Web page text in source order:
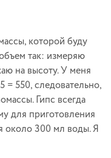
которой буду
так: измеряю
на высоту. У меня
= 550, следовательно,
Гипс всегда
для приготовления
около 300 мл воды. Я